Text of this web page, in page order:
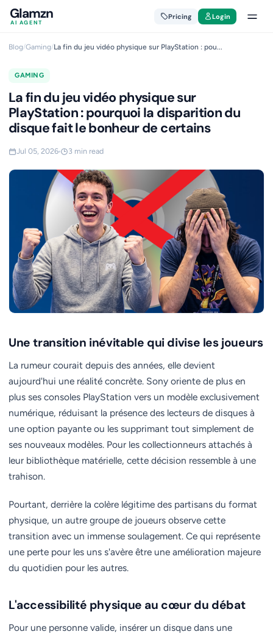
Glamzn
AI AGENT
Pricing Login
Blog/Gaming/La fin du jeu vidéo physique sur PlayStation : pou...
GAMING
La fin du jeu vidéo physique sur
PlayStation : pourquoi la disparition du
disque fait le bonheur de certains
Jul 05, 2026 3 min read
Une transition inévitable qui divise les joueurs
La rumeur courait depuis des années, elle devient
aujourd'hui une réalité concrète. Sony oriente de plus en
plus ses consoles PlayStation vers un modèle exclusivement
numérique, réduisant la présence des lecteurs de disques à
une option payante ou les supprimant tout simplement de
ses nouveaux modèles. Pour les collectionneurs attachés à
leur bibliothèque matérielle, cette décision ressemble à une
trahison.
Pourtant, derrière la colère légitime des partisans du format
physique, un autre groupe de joueurs observe cette
transition avec un immense soulagement. Ce qui représente
une perte pour les uns s'avère être une amélioration majeure
du quotidien pour les autres.
L'accessibilité physique au cœur du débat
Pour une personne valide, insérer un disque dans une